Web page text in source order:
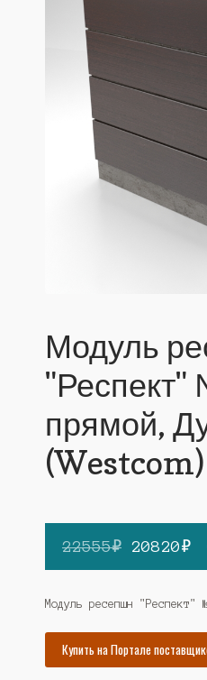
Модуль
прямой,
(Westcom)
22555₽
цена
22555₽.
20820₽
Модуль ресепшн "Респект"
Купить на Портале